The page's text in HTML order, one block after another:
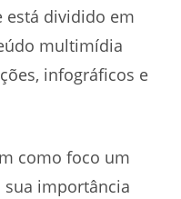
está dividido em
multimídia
infográficos e
como foco um
sua importância